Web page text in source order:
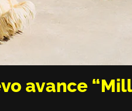
avance